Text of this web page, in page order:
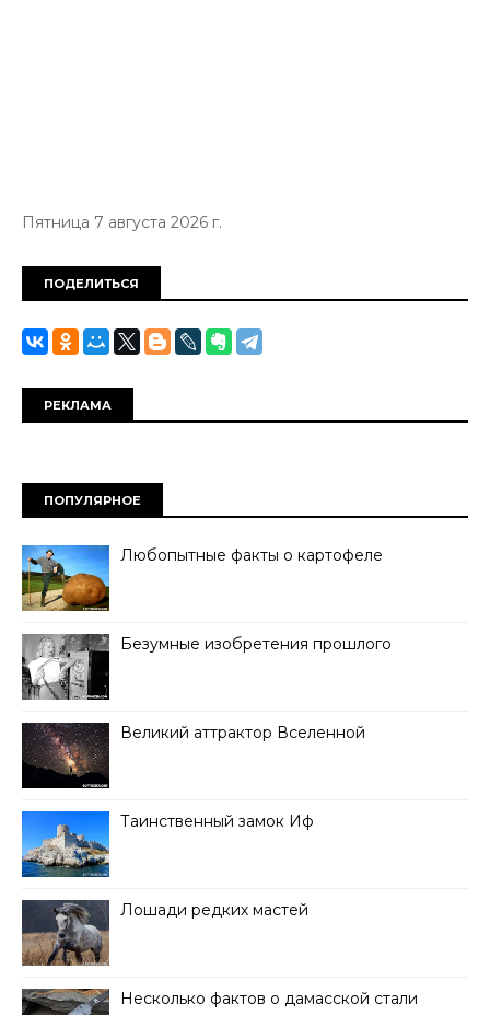
Пятница 7 августа 2026 г.
ПОДЕЛИТЬСЯ
РЕКЛАМА
ПОПУЛЯРНОЕ
Любопытные факты о картофеле
Безумные изобретения прошлого
Великий аттрактор Вселенной
Таинственный замок Иф
Лошади редких мастей
Несколько фактов о дамасской стали